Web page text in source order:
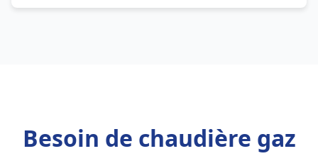
Besoin de chaudière gaz